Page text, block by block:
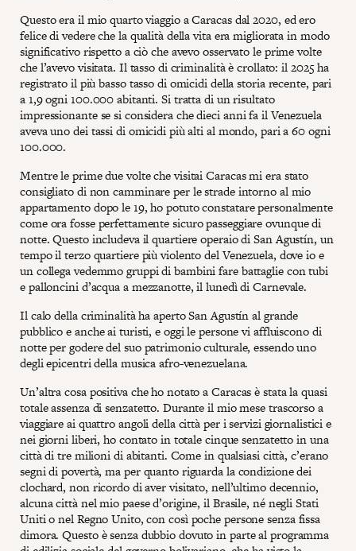
Questo era il mio quarto viaggio a Caracas dal 2020, ed ero
felice di vedere che la qualità della vita era migliorata in modo
significativo rispetto a ciò che avevo osservato le prime volte
che l’avevo visitata. Il tasso di criminalità è crollato: il 2025 ha
registrato il più basso tasso di omicidi della storia recente, pari
a 1,9 ogni 100.000 abitanti. Si tratta di un risultato
impressionante se si considera che dieci anni fa il Venezuela
aveva uno dei tassi di omicidi più alti al mondo, pari a 60 ogni
100.000.
Mentre le prime due volte che visitai Caracas mi era stato
consigliato di non camminare per le strade intorno al mio
appartamento dopo le 19, ho potuto constatare personalmente
come ora fosse perfettamente sicuro passeggiare ovunque di
notte. Questo includeva il quartiere operaio di San Agustín, un
tempo il terzo quartiere più violento del Venezuela, dove io e
un collega vedemmo gruppi di bambini fare battaglie con tubi
e palloncini d’acqua a mezzanotte, il lunedì di Carnevale.
Il calo della criminalità ha aperto San Agustín al grande
pubblico e anche ai turisti, e oggi le persone vi affluiscono di
notte per godere del suo patrimonio culturale, essendo uno
degli epicentri della musica afro-venezuelana.
Un’altra cosa positiva che ho notato a Caracas è stata la quasi
totale assenza di senzatetto. Durante il mio mese trascorso a
viaggiare ai quattro angoli della città per i servizi giornalistici e
nei giorni liberi, ho contato in totale cinque senzatetto in una
città di tre milioni di abitanti. Come in qualsiasi città, c’erano
segni di povertà, ma per quanto riguarda la condizione dei
clochard, non ricordo di aver visitato, nell’ultimo decennio,
alcuna città nel mio paese d’origine, il Brasile, né negli Stati
Uniti o nel Regno Unito, con così poche persone senza fissa
dimora. Questo è senza dubbio dovuto in parte al programma